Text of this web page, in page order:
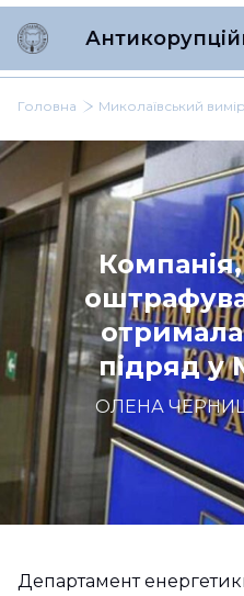
Головна Миколаївський вимір
підряд у
ОЛЕНА
Департамент